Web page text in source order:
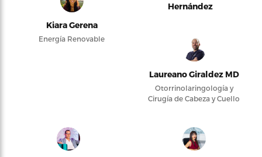
Kiara Gerena
Energía Renovable
Hernández
Laureano Giraldez MD
Otorrinolaringología y
Cirugía de Cabeza y Cuello